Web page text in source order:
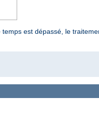
est dépassé, le